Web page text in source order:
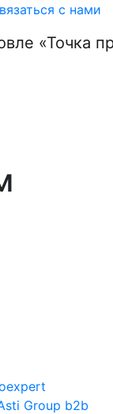
с нами
Group b2b